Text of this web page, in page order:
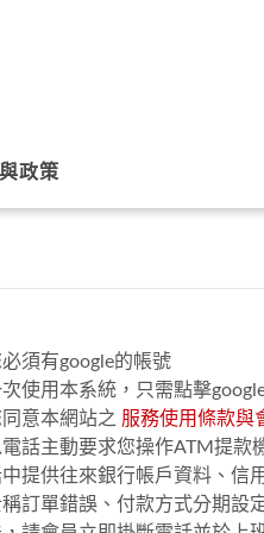
政策
須有google的帳號
使用本系統，只需點擊
意本網站之 服務使用條款與
話主動要求您操作ATM提款
提供往來銀行帳戶資料、信
訂單錯誤、付款方式分期設